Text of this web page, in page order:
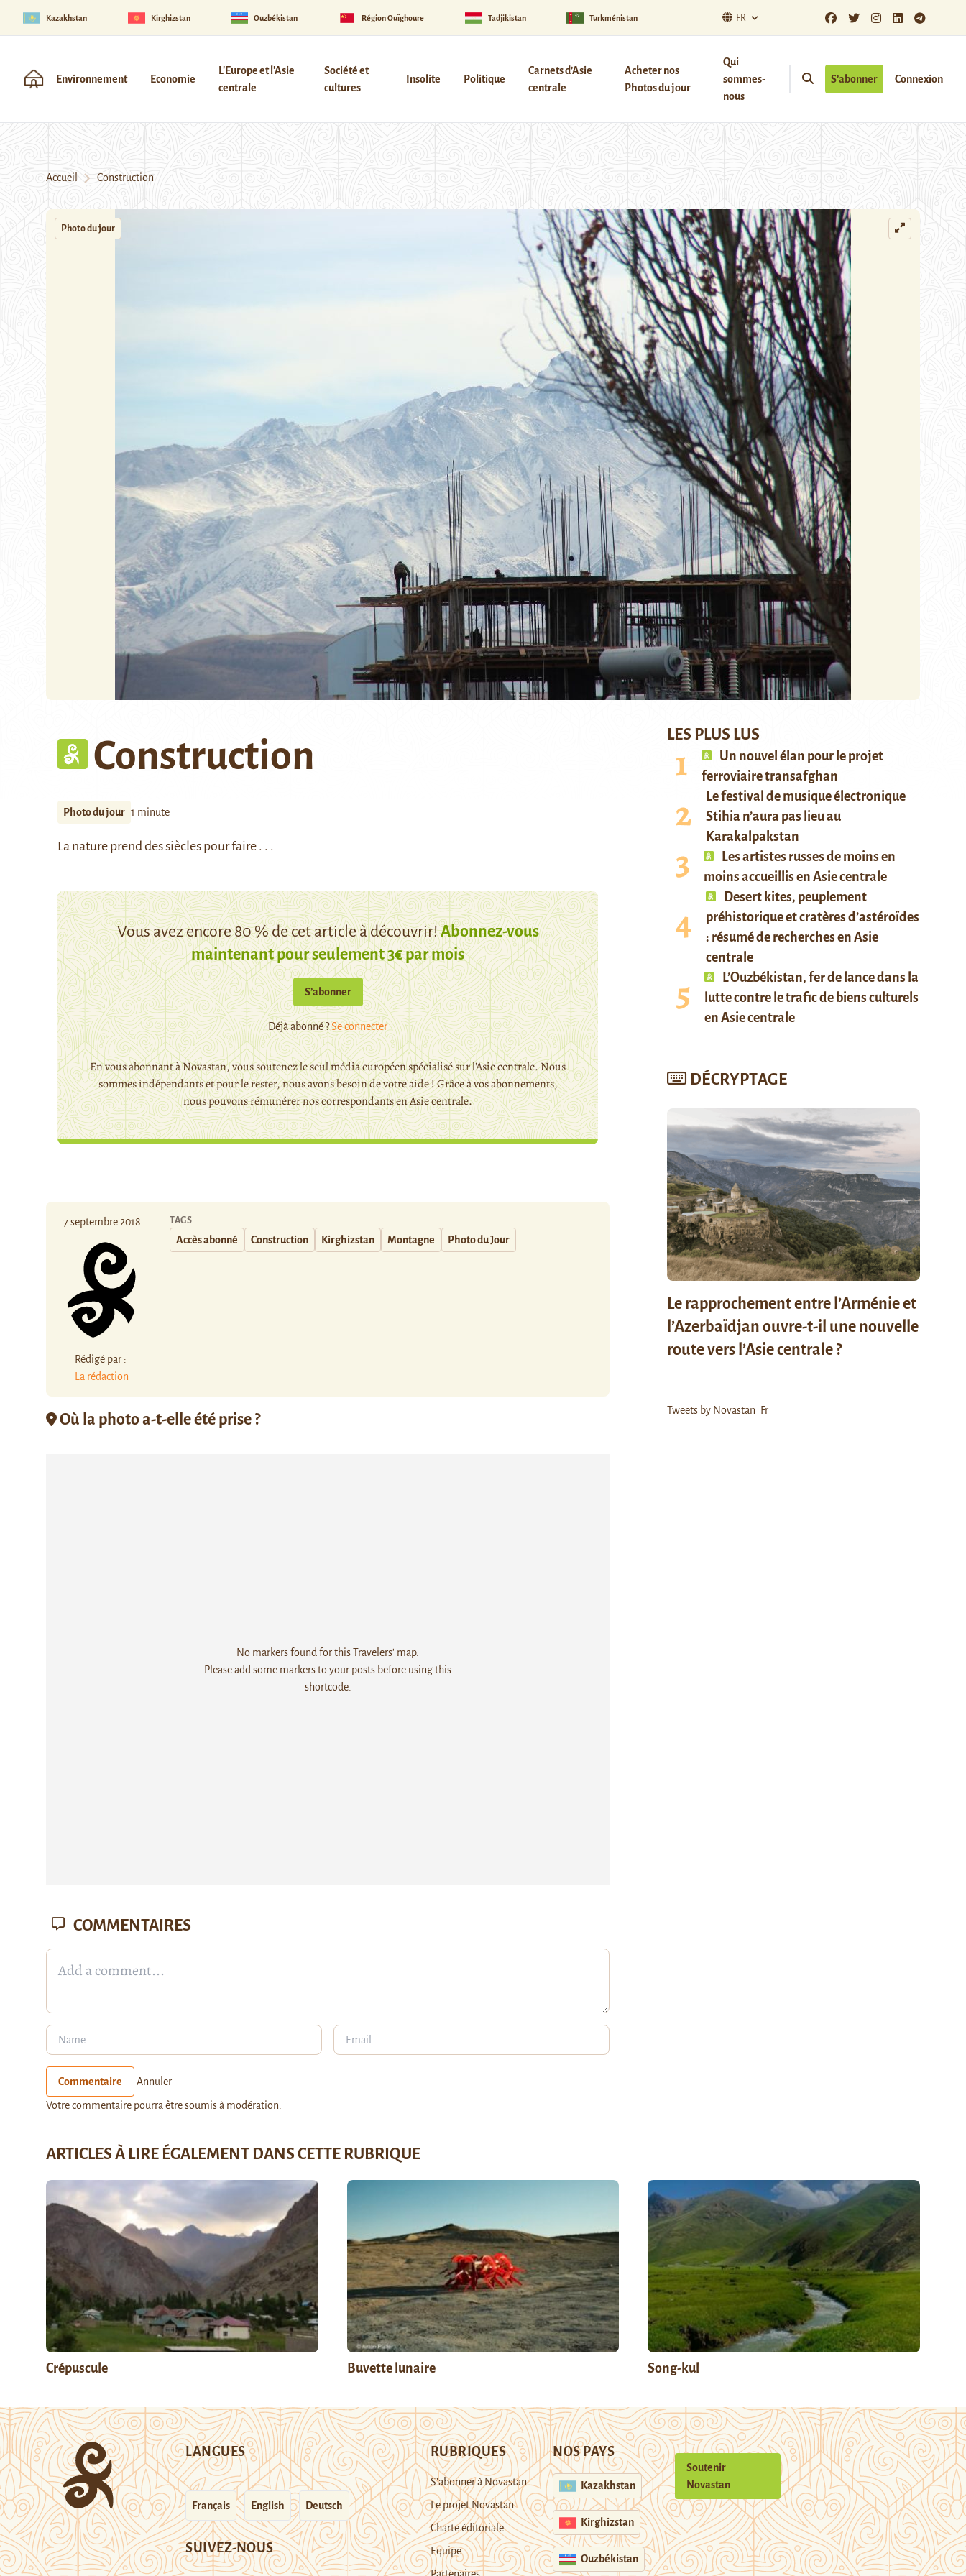
Kazakhstan Kirghizstan Ouzbékistan Région Ouïghoure Tadjikistan Turkménistan FR
Environnement Economie
L'Europe et l'Asie
centrale
Société et
cultures
Insolite Politique
Carnets d’Asie
centrale
Acheter nos
Photos du jour
Qui
sommes-
nous
S’abonner Connexion
Accueil Construction
Photo du jour
Construction
Photo du jour 1 minute
La nature prend des siècles pour faire . . .
Vous avez encore 80 % de cet article à découvrir!Abonnez-vous
maintenant pour seulement 3€ par mois
S’abonner
Déjà abonné ?Se connecter
En vous abonnant à Novastan, vous soutenez le seul média européen spécialisé sur l'Asie centrale. Nous
sommes indépendants et pour le rester, nous avons besoin de votre aide ! Grâce à vos abonnements,
nous pouvons rémunérer nos correspondants en Asie centrale.
7 septembre 2018
Rédigé par :
La rédaction
TAGS
Accès abonné Construction Kirghizstan Montagne Photo du Jour
Où la photo a-t-elle été prise ?
No markers found for this Travelers' map.
Please add some markers to your posts before using this
shortcode.
LES PLUS LUS
Un nouvel élan pour le projet
ferroviaire transafghan
Le festival de musique électronique
Stihia n’aura pas lieu au
Karakalpakstan
Les artistes russes de moins en
moins accueillis en Asie centrale
Desert kites, peuplement
préhistorique et cratères d’astéroïdes
: résumé de recherches en Asie
centrale
L’Ouzbékistan, fer de lance dans la
lutte contre le trafic de biens culturels
en Asie centrale
DÉCRYPTAGE
Le rapprochement entre l’Arménie et
l’Azerbaïdjan ouvre-t-il une nouvelle
route vers l’Asie centrale ?
Tweets by Novastan_Fr
COMMENTAIRES
Commentaire Annuler
Votre commentaire pourra être soumis à modération.
ARTICLES À LIRE ÉGALEMENT DANS CETTE RUBRIQUE
Crépuscule Buvette lunaire Song-kul
LANGUES
Français English Deutsch
SUIVEZ-NOUS
RUBRIQUES
S’abonner à Novastan
Le projet Novastan
Charte éditoriale
Equipe
Partenaires
NOS PAYS
Kazakhstan
Kirghizstan
Ouzbékistan
Soutenir
Novastan